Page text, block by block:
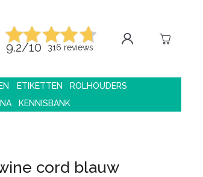
9.2/10 316 reviews
ETIKETTEN
ROLHOUDERS
KENNISBANK
cord blauw